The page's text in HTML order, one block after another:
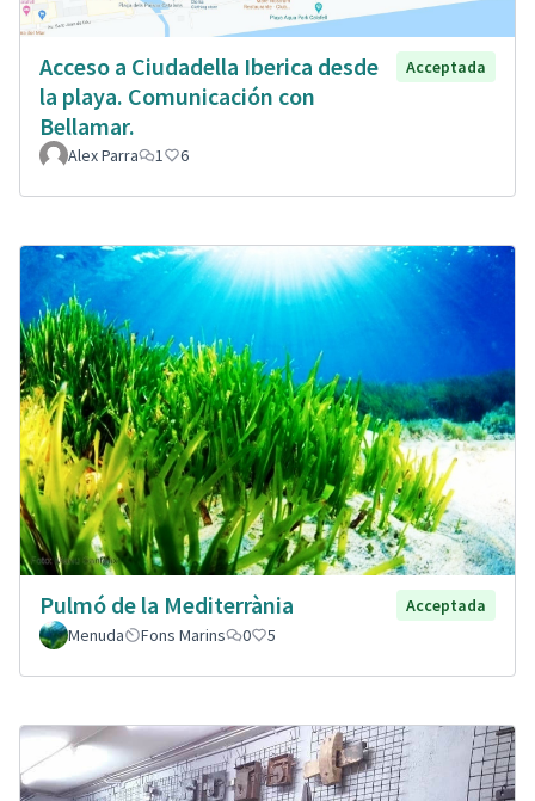
Acceso a Ciudadella Iberica desde
la playa. Comunicación con
Bellamar.
Acceptada
Alex Parra 1 6
Pulmó de la Mediterrània
Acceptada
Menuda
Fons Marins 0 5